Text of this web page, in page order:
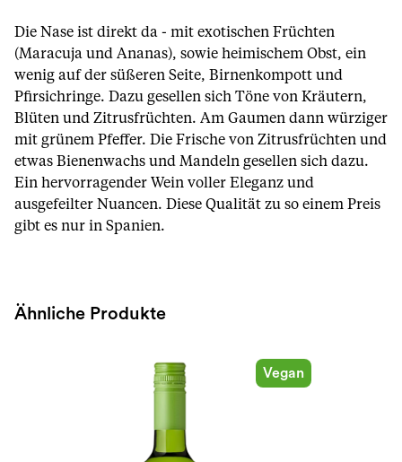
Die Nase ist direkt da - mit exotischen Früchten
(Maracuja und Ananas), sowie heimischem Obst, ein
wenig auf der süßeren Seite, Birnenkompott und
Pfirsichringe. Dazu gesellen sich Töne von Kräutern,
Blüten und Zitrusfrüchten. Am Gaumen dann würziger
mit grünem Pfeffer. Die Frische von Zitrusfrüchten und
etwas Bienenwachs und Mandeln gesellen sich dazu.
Ein hervorragender Wein voller Eleganz und
ausgefeilter Nuancen. Diese Qualität zu so einem Preis
gibt es nur in Spanien.
Ähnliche Produkte
Vegan